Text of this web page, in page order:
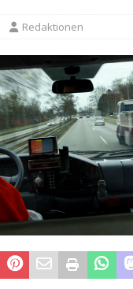
Redaktionen